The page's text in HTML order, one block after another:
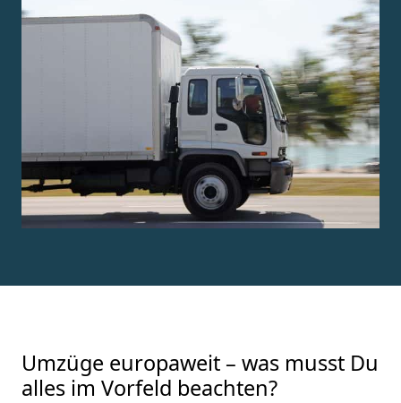
Umzüge europaweit – was musst Du
alles im Vorfeld beachten?